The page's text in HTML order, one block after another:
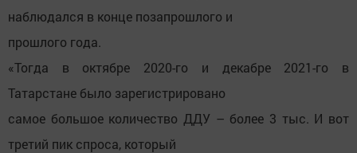
наблюдался в конце позапрошлого и
прошлого года.
«Тогда в октябре 2020-го и декабре 2021-го в
Татарстане было зарегистрировано
самое большое количество ДДУ – более 3 тыс. И вот
третий пик спроса, который